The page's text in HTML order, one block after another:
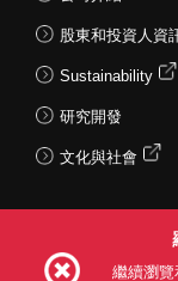
股東和投資人資
Sustainability
研究開發
文化與社會
繼續瀏覽